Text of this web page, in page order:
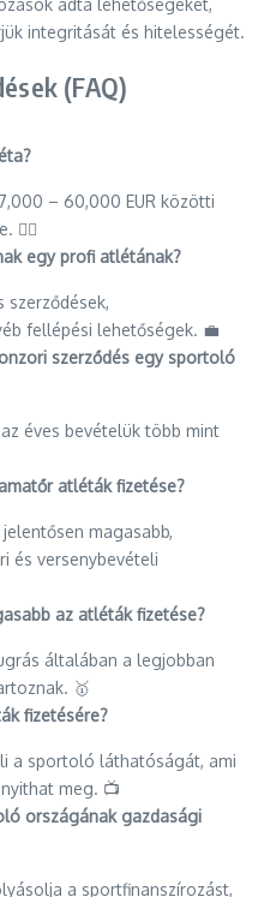
adta lehetőségeket,
integritását és hitelességét.
(FAQ)
– 60,000 EUR közötti
🏃‍♂️
egy profi atlétának?
szerződések,
fellépési lehetőségek. 💼
szerződés egy sportoló
éves bevételük több mint
atléták fizetése?
magasabb,
és versenybevételi
az atléták fizetése?
általában a legjobban
🥇
fizetésére?
a sportoló láthatóságát, ami
meg. 📺
országának gazdasági
a sportfinanszírozást,